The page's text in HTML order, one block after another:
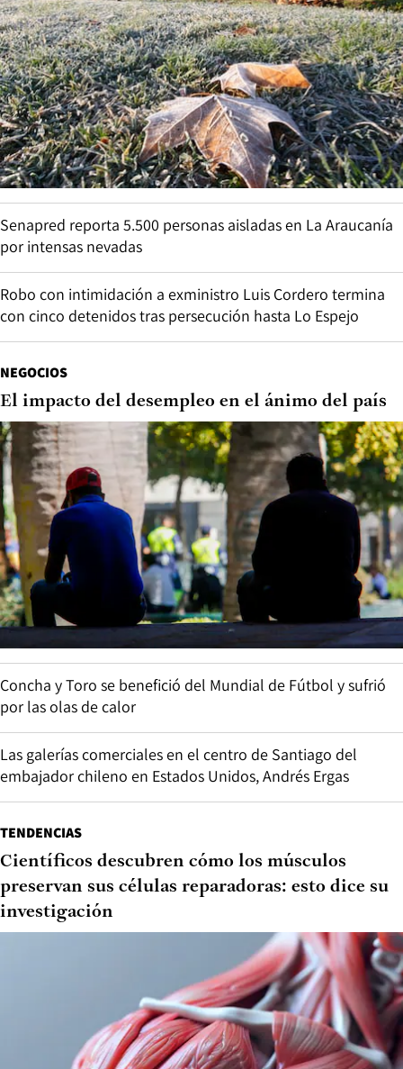
Senapred reporta 5.500 personas aisladas en La Araucanía
por intensas nevadas
Robo con intimidación a exministro Luis Cordero termina
con cinco detenidos tras persecución hasta Lo Espejo
NEGOCIOS
El impacto del desempleo en el ánimo del país
Concha y Toro se benefició del Mundial de Fútbol y sufrió
por las olas de calor
Las galerías comerciales en el centro de Santiago del
embajador chileno en Estados Unidos, Andrés Ergas
TENDENCIAS
Científicos descubren cómo los músculos
preservan sus células reparadoras: esto dice su
investigación